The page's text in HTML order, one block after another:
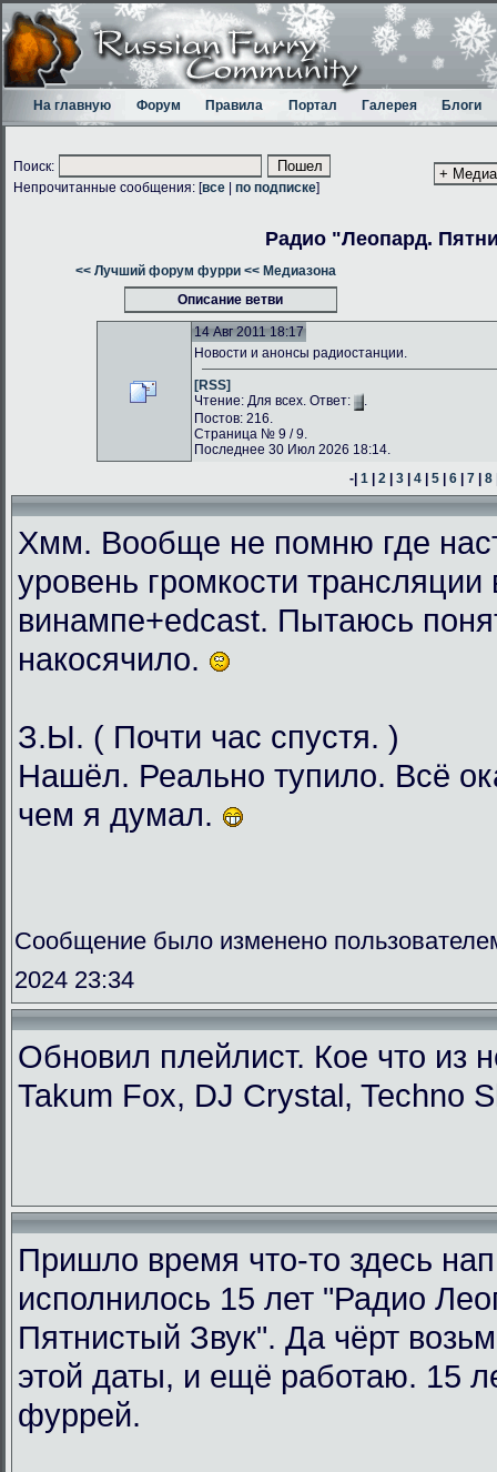
На главную Форум Правила Портал Галерея Блоги
Поиск:
Непрочитанные сообщения: [все по подписке]
Радио "Леопард.
<< Лучший форум фурри << Медиазона
Описание ветви
14 Авг 2011 18:17
Новости и анонсы радиостанции.
[RSS]
Чтение: Для всех. Ответ:
.
Постов: 216.
Страница № 9 / 9.
Последнее 30 Июл 2026 18:14.
-|1 |2 |3 |4 |5 |6 |7 |8
Хмм. Вообще не помню где
уровень громкости трансляции
винампе+edcast. Пытаюсь
накосячило.
З.Ы. ( Почти час спустя. )
Нашёл. Реально тупило. Всё
чем я думал.
Сообщение было изменено
2024 23:34
Обновил плейлист. Кое что из
Takum Fox, DJ Crystal, Techno
Пришло время что-то здесь
исполнилось 15 лет "Радио
Пятнистый Звук". Да чёрт
этой даты, и ещё работаю. 15
фуррей.